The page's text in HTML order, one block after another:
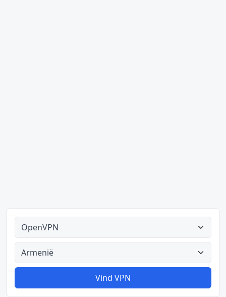
Alle tipes
Alle lande
Vind VPN